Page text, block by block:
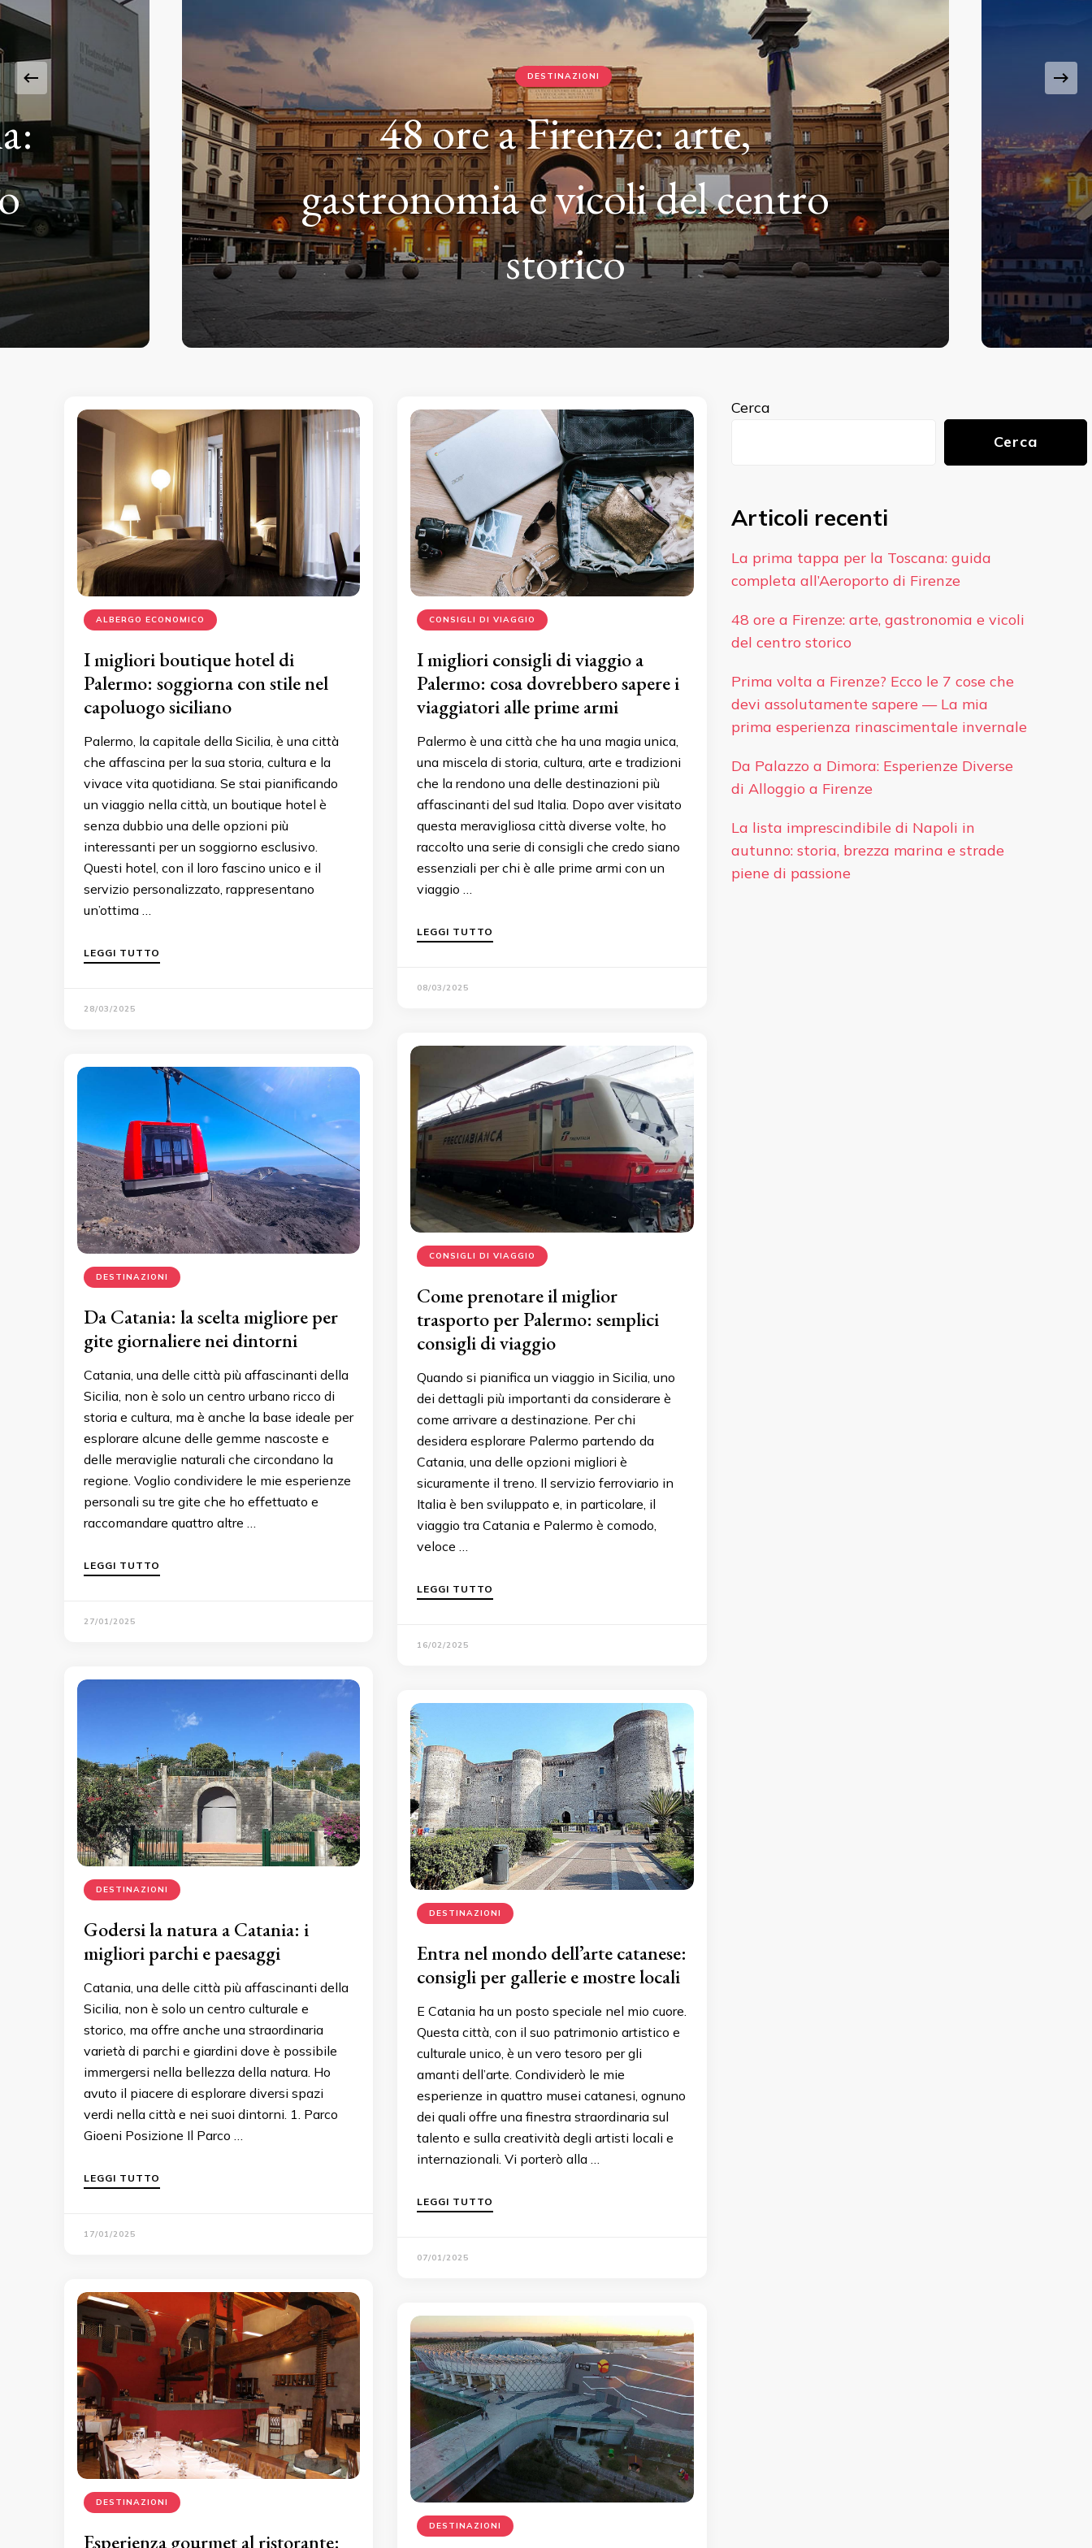
DESTINAZIONI
48 ore a Firenze: arte,
gastronomia e vicoli del centro
storico
ALBERGO ECONOMICO
I migliori boutique hotel di
Palermo: soggiorna con stile nel
capoluogo siciliano
Palermo, la capitale della Sicilia, è una città
che affascina per la sua storia, cultura e la
vivace vita quotidiana. Se stai pianificando
un viaggio nella città, un boutique hotel è
senza dubbio una delle opzioni più
interessanti per un soggiorno esclusivo.
Questi hotel, con il loro fascino unico e il
servizio personalizzato, rappresentano
un’ottima …
LEGGI TUTTO
28/03/2025
CONSIGLI DI VIAGGIO
I migliori consigli di viaggio a
Palermo: cosa dovrebbero sapere i
viaggiatori alle prime armi
Palermo è una città che ha una magia unica,
una miscela di storia, cultura, arte e tradizioni
che la rendono una delle destinazioni più
affascinanti del sud Italia. Dopo aver visitato
questa meravigliosa città diverse volte, ho
raccolto una serie di consigli che credo siano
essenziali per chi è alle prime armi con un
viaggio …
LEGGI TUTTO
08/03/2025
CONSIGLI DI VIAGGIO
Come prenotare il miglior
trasporto per Palermo: semplici
consigli di viaggio
Quando si pianifica un viaggio in Sicilia, uno
dei dettagli più importanti da considerare è
come arrivare a destinazione. Per chi
desidera esplorare Palermo partendo da
Catania, una delle opzioni migliori è
sicuramente il treno. Il servizio ferroviario in
Italia è ben sviluppato e, in particolare, il
viaggio tra Catania e Palermo è comodo,
veloce …
LEGGI TUTTO
16/02/2025
DESTINAZIONI
Da Catania: la scelta migliore per
gite giornaliere nei dintorni
Catania, una delle città più affascinanti della
Sicilia, non è solo un centro urbano ricco di
storia e cultura, ma è anche la base ideale per
esplorare alcune delle gemme nascoste e
delle meraviglie naturali che circondano la
regione. Voglio condividere le mie esperienze
personali su tre gite che ho effettuato e
raccomandare quattro altre …
LEGGI TUTTO
27/01/2025
DESTINAZIONI
Godersi la natura a Catania: i
migliori parchi e paesaggi
Catania, una delle città più affascinanti della
Sicilia, non è solo un centro culturale e
storico, ma offre anche una straordinaria
varietà di parchi e giardini dove è possibile
immergersi nella bellezza della natura. Ho
avuto il piacere di esplorare diversi spazi
verdi nella città e nei suoi dintorni. 1. Parco
Gioeni Posizione Il Parco …
LEGGI TUTTO
17/01/2025
DESTINAZIONI
Entra nel mondo dell’arte catanese:
consigli per gallerie e mostre locali
E Catania ha un posto speciale nel mio cuore.
Questa città, con il suo patrimonio artistico e
culturale unico, è un vero tesoro per gli
amanti dell’arte. Condividerò le mie
esperienze in quattro musei catanesi, ognuno
dei quali offre una finestra straordinaria sul
talento e sulla creatività degli artisti locali e
internazionali. Vi porterò alla …
LEGGI TUTTO
07/01/2025
DESTINAZIONI
Esperienza gourmet al ristorante:
DESTINAZIONI
Cerca
Cerca
Articoli recenti
La prima tappa per la Toscana: guida
completa all’Aeroporto di Firenze
48 ore a Firenze: arte, gastronomia e vicoli
del centro storico
Prima volta a Firenze? Ecco le 7 cose che
devi assolutamente sapere — La mia
prima esperienza rinascimentale invernale
Da Palazzo a Dimora: Esperienze Diverse
di Alloggio a Firenze
La lista imprescindibile di Napoli in
autunno: storia, brezza marina e strade
piene di passione